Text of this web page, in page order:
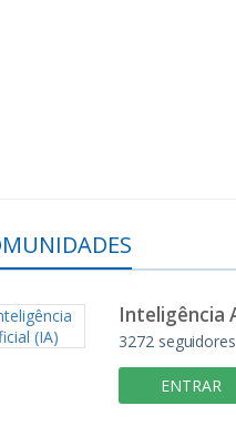
3272 seguidores
ENTRAR